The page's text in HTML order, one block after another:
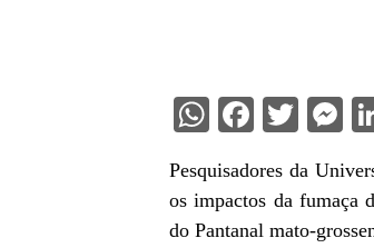
WhatsApp
Pesquisadores da
os impactos da fumaça
do Pantanal mato-